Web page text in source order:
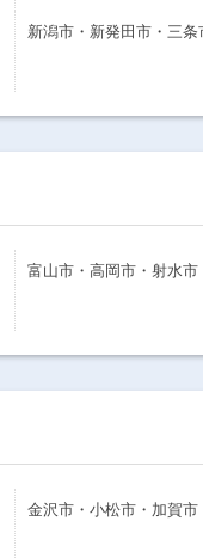
新潟市・新発田市・三条
富山市・高岡市・射水市
金沢市・小松市・加賀市